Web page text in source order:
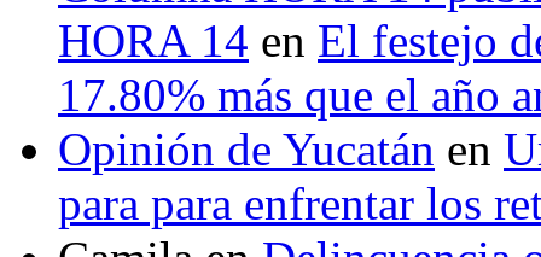
HORA 14 en El festejo
17.80% más que el año
Opinión de Yucatán en
para para enfrentar los